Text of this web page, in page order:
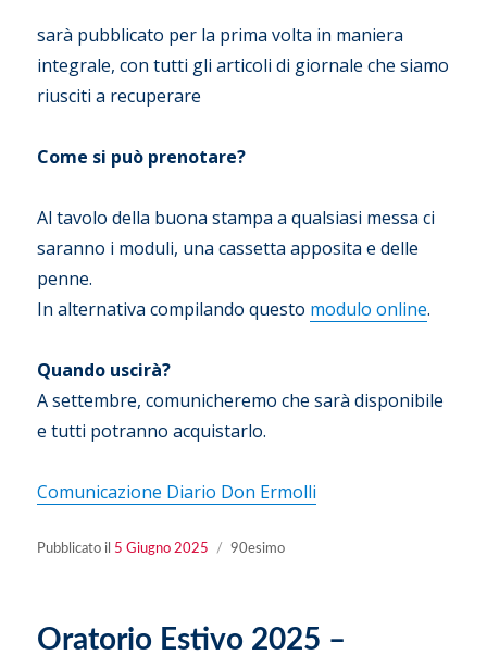
sarà pubblicato per la prima volta in maniera
integrale, con tutti gli articoli di giornale che siamo
riusciti a recuperare
Come si può prenotare?
Al tavolo della buona stampa a qualsiasi messa ci
saranno i moduli, una cassetta apposita e delle
penne.
In alternativa compilando questo modulo online.
Quando uscirà?
A settembre, comunicheremo che sarà disponibile
e tutti potranno acquistarlo.
Comunicazione Diario Don Ermolli
Pubblicato il Pubblicato
5 Giugno 2025 Categorie
90esimo
Oratorio Estivo 2025 –